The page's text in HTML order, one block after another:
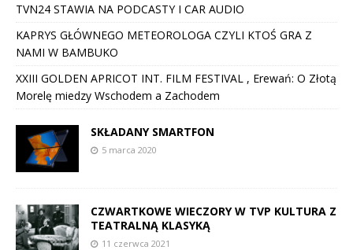
TVN24 STAWIA NA PODCASTY I CAR AUDIO
KAPRYS GŁÓWNEGO METEOROLOGA CZYLI KTOŚ GRA Z
NAMI W BAMBUKO
XXIII GOLDEN APRICOT INT. FILM FESTIVAL , Erewań: O Złotą
Morelę miedzy Wschodem a Zachodem
SKŁADANY SMARTFON
5 marca 2020
CZWARTKOWE WIECZORY W TVP KULTURA Z
TEATRALNĄ KLASYKĄ
11 czerwca 2021